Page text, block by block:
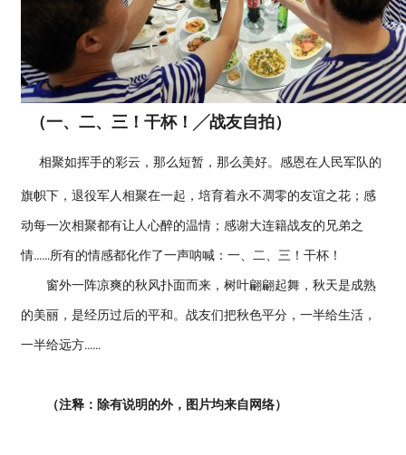
（一、二、三！干杯！╱战友自拍）
相聚如挥手的彩云，那么短暂，那么美好。感恩在人民军队的
旗帜下，退役军人相聚在一起，培育着永不凋零的友谊之花；感
动每一次相聚都有让人心醉的温情；感谢大连籍战友的兄弟之
情……所有的情感都化作了一声呐喊：一、二、三！干杯！
窗外一阵凉爽的秋风扑面而来，树叶翩翩起舞，秋天是成熟
的美丽，是经历过后的平和。战友们把秋色平分，一半给生活，
一半给远方……
（注释：除有说明的外，图片均来自网络）